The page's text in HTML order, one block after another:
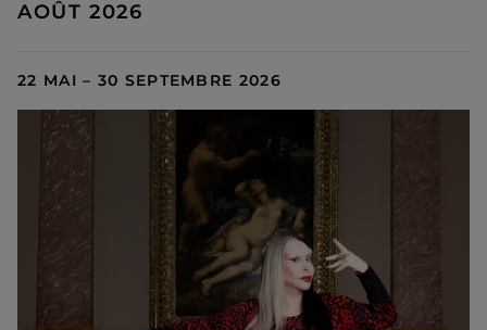
AOÛT 2026
22 MAI – 30 SEPTEMBRE 2026